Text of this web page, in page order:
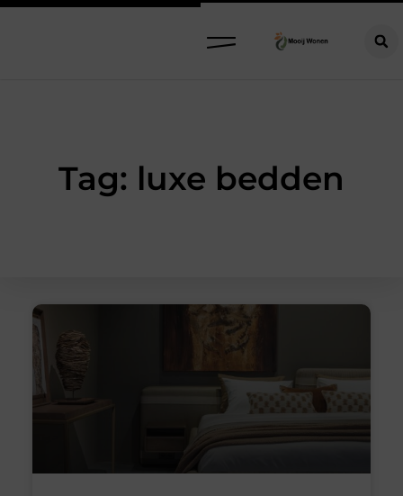
Tag: luxe bedden